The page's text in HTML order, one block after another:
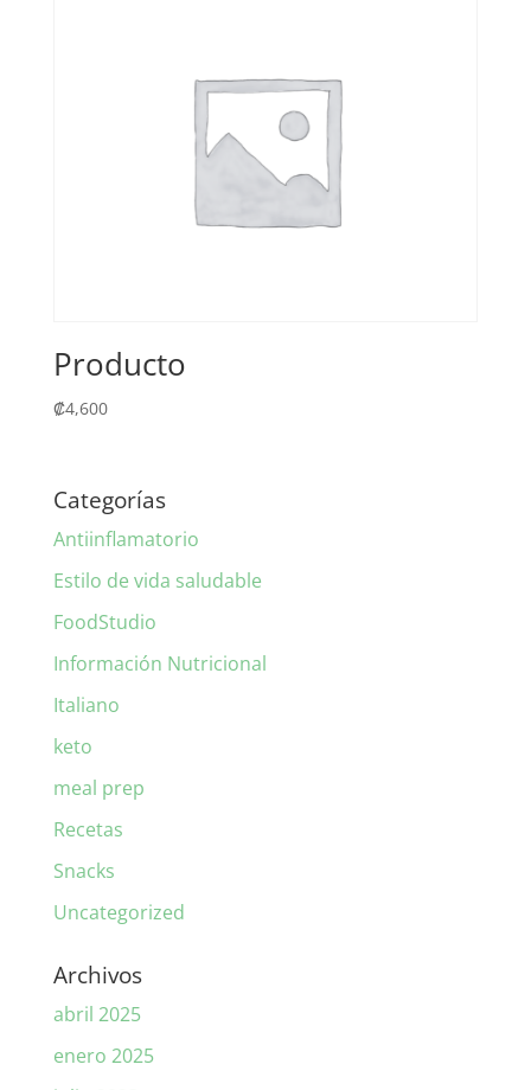
Producto
₡4,600
Categorías
Antiinflamatorio
Estilo de vida saludable
FoodStudio
Información Nutricional
Italiano
keto
meal prep
Recetas
Snacks
Uncategorized
Archivos
abril 2025
enero 2025